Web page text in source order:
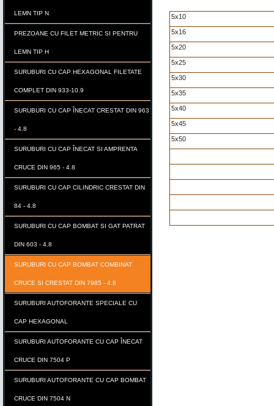
LEMN TIP N
PREZOANE CU FILET METRIC SI PENTRU
LEMN TIP H
SURUBURI CU CAP HEXAGONAL FILETATE
COMPLET DIN 933-10.9
SURUBURI CU CAP ÎNECAT CRESTAT DIN 963
- 4.8
SURUBURI CU CAP ÎNECAT SI AMPRENTA
CRUCE DIN 965 - 4.8
SURUBURI CU CAP CILINDRIC CRESTAT DIN
84 - 4.8
SURUBURI CU CAP BOMBAT SI GAT PATRAT
DIN 603 - 4.8
SURUBURI CU CAP BOMBAT COMBINAT
CRUCE SI CRESTAT DIN 7985 - 4.8
SURUBURI AUTOFORANTE SPECIALE CU
CAP HEXAGONAL
SURUBURI AUTOFORANTE CU CAP ÎNECAT
CRUCE DIN 7504 P
SURUBURI AUTOFORANTE CU CAP BOMBAT
CRUCE DIN 7504 N
5x10
5x16
5x20
5x25
5x30
5x35
5x40
5x45
5x50